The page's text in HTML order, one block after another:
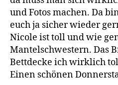
und Fotos machen. Da
euch ja sicher wieder
Nicole ist toll und wie
Mantelschwestern. Das
Bettdecke ich wirklich
Einen schönen